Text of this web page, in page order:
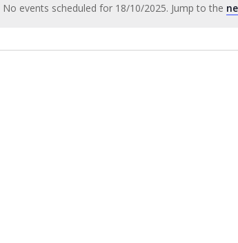
Notice
No events scheduled for 18/10/2025. Jump to the